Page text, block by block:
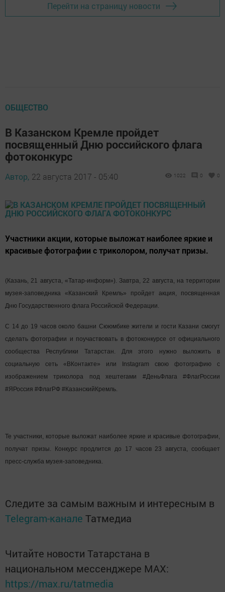
Перейти на страницу новости
ОБЩЕСТВО
В Казанском Кремле пройдет
посвященный Дню российского флага
фотоконкурс
Автор, 22 августа 2017 - 05:40 1022 0 0
Участники акции, которые выложат наиболее яркие и
красивые фотографии с триколором, получат призы.
(Казань, 21 августа, «Татар-информ»). Завтра, 22 августа, на территории
музея-заповедника «Казанский Кремль» пройдет акция, посвященная
Дню Государственного флага Российской Федерации.
С 14 до 19 часов около башни Сююмбике жители и гости Казани смогут
сделать фотографии и поучаствовать в фотоконкурсе от официального
сообщества Республики Татарстан. Для этого нужно выложить в
социальную сеть «ВКонтакте» или Instagram свою фотографию с
изображением триколора под хештегами #ДеньФлага #ФлагРоссии
#ЯРоссия #ФлагРФ #КазанскийКремль.
Те участники, которые выложат наиболее яркие и красивые фотографии,
получат призы. Конкурс продлится до 17 часов 23 августа, сообщает
пресс-служба музея-заповедника.
Следите за самым важным и интересным в
Telegram-канале Татмедиа
Читайте новости Татарстана в
национальном мессенджере MАХ:
https://max.ru/tatmedia